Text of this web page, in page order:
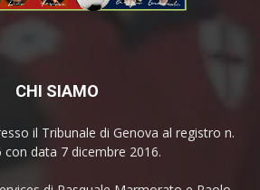
CHI SIAMO
il Tribunale di Genova al registro n.
con data 7 dicembre 2016.